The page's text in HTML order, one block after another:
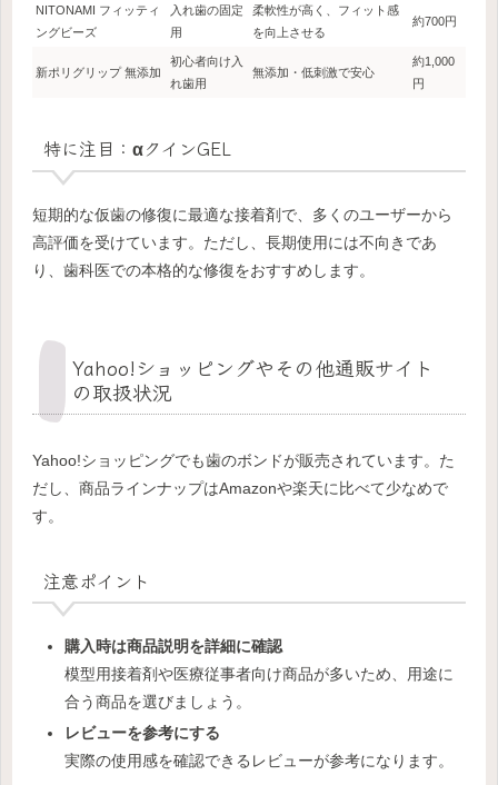
NITONAMI フィッティ
ングビーズ
入れ歯の固定
用
柔軟性が高く、フィット感
を向上させる
約700円
新ポリグリップ 無添加
初心者向け入
れ歯用
無添加・低刺激で安心
約1,000
円
特に注目：αクインGEL
短期的な仮歯の修復に最適な接着剤で、多くのユーザーから
高評価を受けています。ただし、長期使用には不向きであ
り、歯科医での本格的な修復をおすすめします。
Yahoo!ショッピングやその他通販サイト
の取扱状況
Yahoo!ショッピングでも歯のボンドが販売されています。た
だし、商品ラインナップはAmazonや楽天に比べて少なめで
す。
注意ポイント
購入時は商品説明を詳細に確認
模型用接着剤や医療従事者向け商品が多いため、用途に
合う商品を選びましょう。
レビューを参考にする
実際の使用感を確認できるレビューが参考になります。